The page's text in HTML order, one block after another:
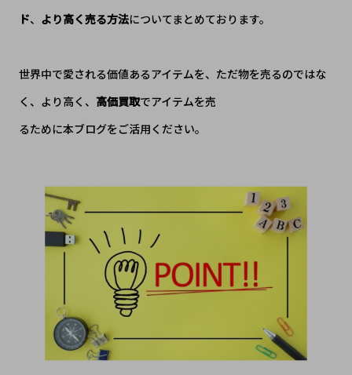
ド、 より高く売る方法についてまとめております。
世界中で愛される価値あるアイテムを、ただ物を売るのではな
く、より高く、 高価買取でアイテムを売
るために本ブログをご活用ください。